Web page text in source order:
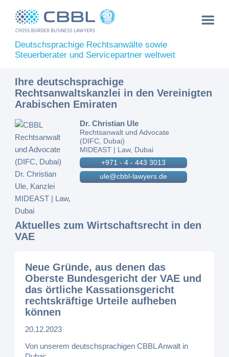
Deutschsprachige Rechtsanwälte sowie
Steuerberater und Servicepartner weltweit
Ihre deutschsprachige
Rechtsanwaltskanzlei in den Vereinigten
Arabischen Emiraten
Dr. Christian Ule
Rechtsanwalt und Advocate
(DIFC, Dubai)
MIDEAST | Law, Dubai
+971 - 4 - 443 3013
ule@cbbl-lawyers.de
Aktuelles zum Wirtschaftsrecht in den
VAE
Neue Gründe, aus denen das
Oberste Bundesgericht der VAE und
das örtliche Kassationsgericht
rechtskräftige Urteile aufheben
können
20.12.2023
Von unserem deutschsprachigen CBBL Anwalt in